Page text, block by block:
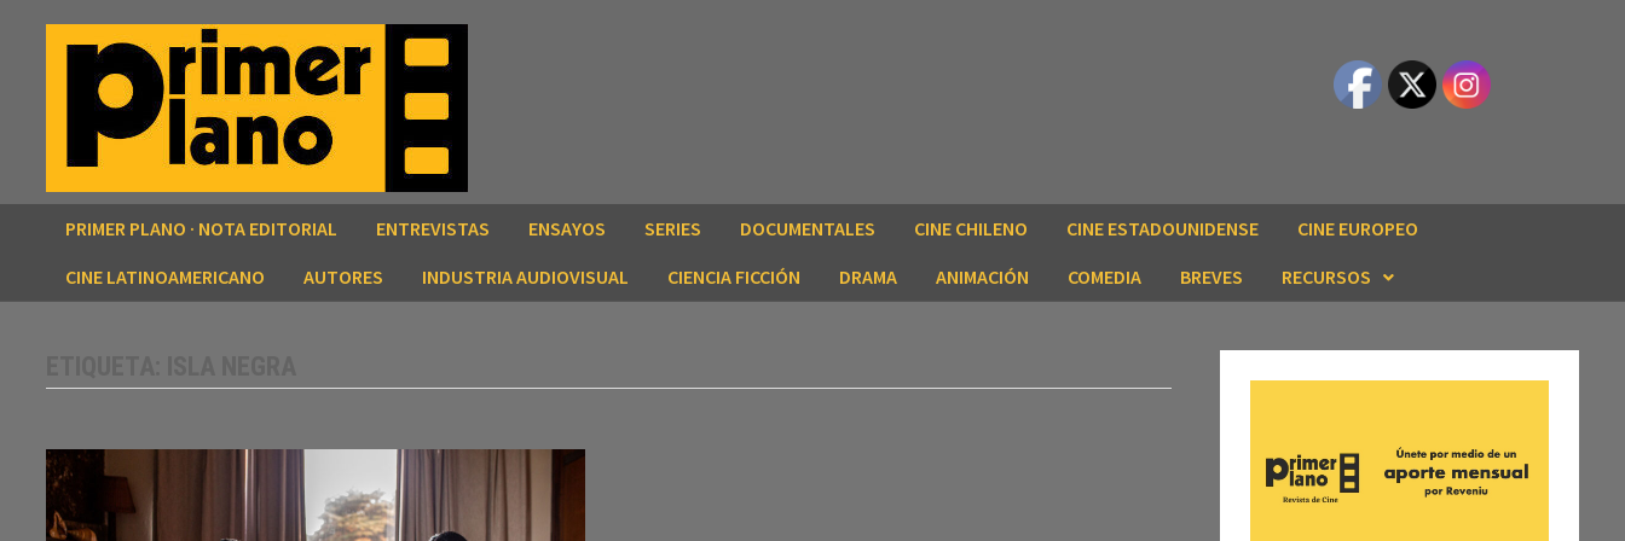
PRIMER PLANO · NOTA EDITORIAL ENTREVISTAS ENSAYOS SERIES DOCUMENTALES CINE CHILENO CINE ESTADOUNIDENSE
CINE EUROPEO
CINE LATINOAMERICANO
AUTORES INDUSTRIA AUDIOVISUAL CIENCIA FICCIÓN DRAMA ANIMACIÓN COMEDIA BREVES RECURSOS